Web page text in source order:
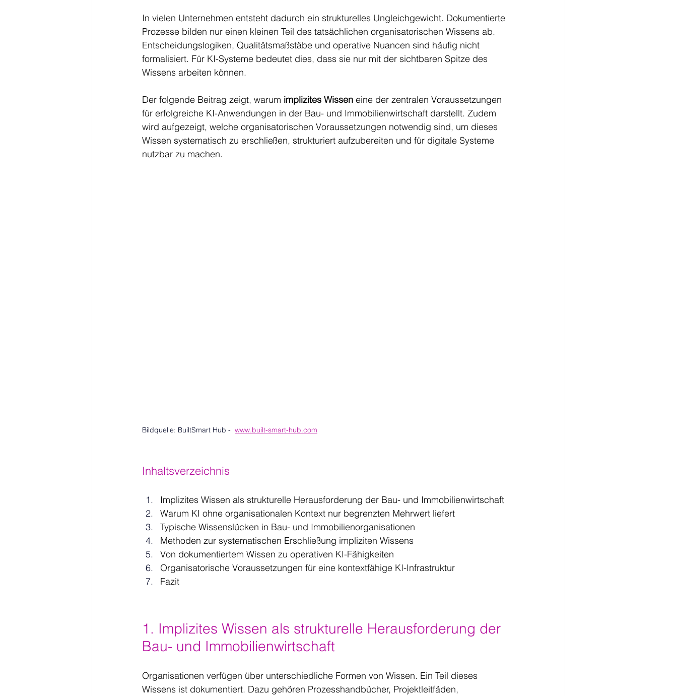
In vielen Unternehmen entsteht dadurch ein strukturelles Ungleichgewicht. Dokumentierte
Prozesse bilden nur einen kleinen Teil des tatsächlichen organisatorischen Wissens ab.
Entscheidungslogiken, Qualitätsmaßstäbe und operative Nuancen sind häufig nicht
formalisiert. Für KI-Systeme bedeutet dies, dass sie nur mit der sichtbaren Spitze des
Wissens arbeiten können.
Der folgende Beitrag zeigt, warum implizites Wissen eine der zentralen Voraussetzungen
für erfolgreiche KI-Anwendungen in der Bau- und Immobilienwirtschaft darstellt. Zudem
wird aufgezeigt, welche organisatorischen Voraussetzungen notwendig sind, um dieses
Wissen systematisch zu erschließen, strukturiert aufzubereiten und für digitale Systeme
nutzbar zu machen.
Bildquelle: BuiltSmart Hub - www.built-smart-hub.com
Inhaltsverzeichnis
Implizites Wissen als strukturelle Herausforderung der Bau- und Immobilienwirtschaft
Warum KI ohne organisationalen Kontext nur begrenzten Mehrwert liefert
Typische Wissenslücken in Bau- und Immobilienorganisationen
Methoden zur systematischen Erschließung impliziten Wissens
Von dokumentiertem Wissen zu operativen KI-Fähigkeiten
Organisatorische Voraussetzungen für eine kontextfähige KI-Infrastruktur
Fazit
1. Implizites Wissen als strukturelle Herausforderung der
Bau- und Immobilienwirtschaft
Organisationen verfügen über unterschiedliche Formen von Wissen. Ein Teil dieses
Wissens ist dokumentiert. Dazu gehören Prozesshandbücher, Projektleitfäden,